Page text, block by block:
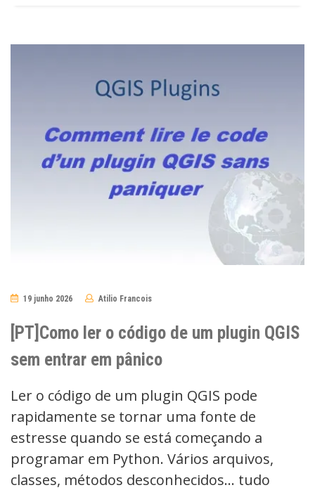
19 junho 2026 Atilio Francois
[PT]Como ler o código de um plugin QGIS
sem entrar em pânico
Ler o código de um plugin QGIS pode
rapidamente se tornar uma fonte de
estresse quando se está começando a
programar em Python. Vários arquivos,
classes, métodos desconhecidos… tudo